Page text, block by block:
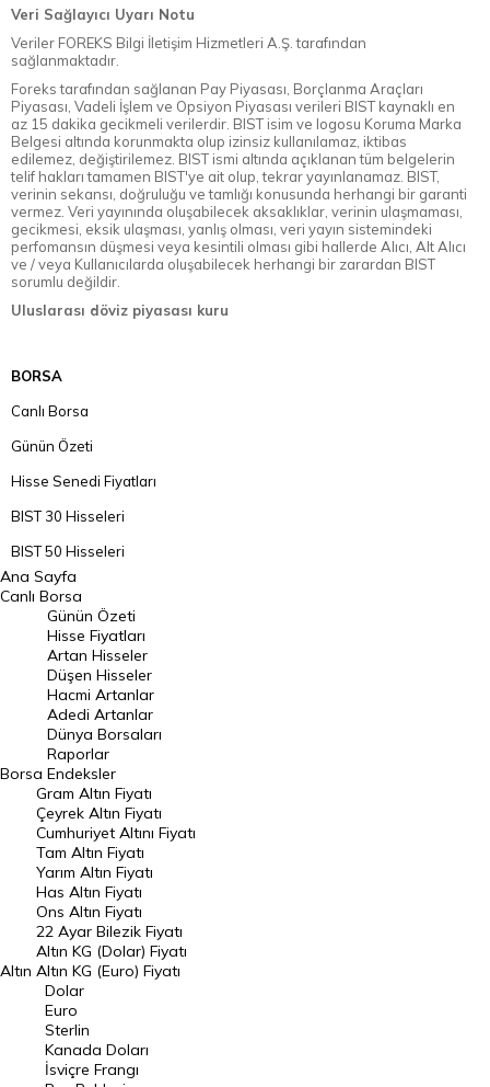
Veri Sağlayıcı Uyarı Notu
Veriler FOREKS Bilgi İletişim Hizmetleri A.Ş. tarafından
sağlanmaktadır.
Foreks tarafından sağlanan Pay Piyasası, Borçlanma Araçları
Piyasası, Vadeli İşlem ve Opsiyon Piyasası verileri BIST kaynaklı en
az 15 dakika gecikmeli verilerdir. BIST isim ve logosu Koruma Marka
Belgesi altında korunmakta olup izinsiz kullanılamaz, iktibas
edilemez, değiştirilemez. BIST ismi altında açıklanan tüm belgelerin
telif hakları tamamen BIST'ye ait olup, tekrar yayınlanamaz. BIST,
verinin sekansı, doğruluğu ve tamlığı konusunda herhangi bir garanti
vermez. Veri yayınında oluşabilecek aksaklıklar, verinin ulaşmaması,
gecikmesi, eksik ulaşması, yanlış olması, veri yayın sistemindeki
perfomansın düşmesi veya kesintili olması gibi hallerde Alıcı, Alt Alıcı
ve / veya Kullanıcılarda oluşabilecek herhangi bir zarardan BIST
sorumlu değildir.
Uluslarası döviz piyasası kuru
BORSA
Canlı Borsa
Günün Özeti
Hisse Senedi Fiyatları
BIST 30 Hisseleri
BIST 50 Hisseleri
BIST 100 Hisseleri
En Çok Artan Hisseler
En Çok Düşen Hisseler
Hacmi Artanlar
Geçmiş Kapanışlar
Dünya Borsaları
Raporlar
Endeksler
DÖVİZ
Döviz Kuru
Dolar Kuru
Euro Kuru
Pound Kuru
Frank Kuru
Ana Sayfa
Canlı Borsa
Borsa
Günün Özeti
Hisse Fiyatları
Artan Hisseler
Düşen Hisseler
Hacmi Artanlar
Adedi Artanlar
Dünya Borsaları
Raporlar
Endeksler
Altın
Gram Altın Fiyatı
Çeyrek Altın Fiyatı
Cumhuriyet Altını Fiyatı
Tam Altın Fiyatı
Yarım Altın Fiyatı
Has Altın Fiyatı
Ons Altın Fiyatı
22 Ayar Bilezik Fiyatı
Altın KG (Dolar) Fiyatı
Altın KG (Euro) Fiyatı
Dolar
Euro
Sterlin
Kanada Doları
İsviçre Frangı